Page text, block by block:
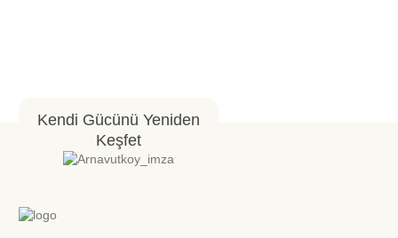
Kendi Gücünü Yeniden
Keşfet